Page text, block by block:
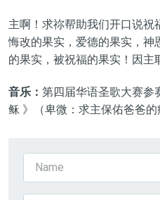
主啊！求祢帮助我们开口说祝
悔改的果实，爱德的果实，神
的果实，被祝福的果实！因主
音乐： 第四届华语圣歌大赛参
稣 》（卑微 ： 求主保佑爸爸